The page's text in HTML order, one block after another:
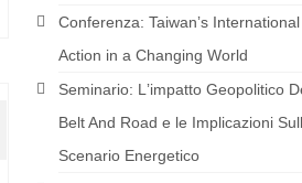
Conferenza: Taiwanʼs International
Action in a Changing World
Seminario: Lʼimpatto Geopolitico
Belt And Road e le Implicazioni
Scenario Energetico